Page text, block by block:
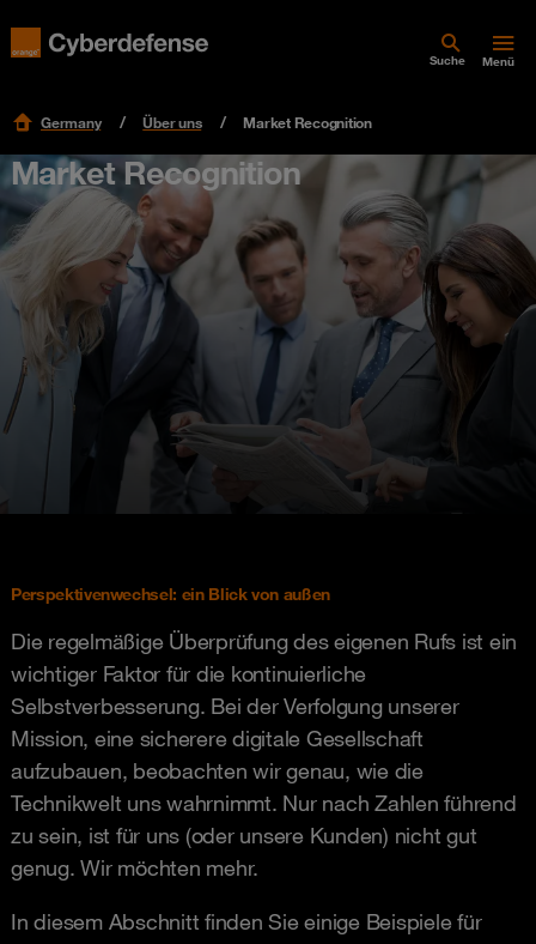
Suche Menü
Germany Über uns Market Recognition
Market Recognition
Perspektivenwechsel: ein Blick von außen
Die regelmäßige Überprüfung des eigenen Rufs ist ein
wichtiger Faktor für die kontinuierliche
Selbstverbesserung. Bei der Verfolgung unserer
Mission, eine sicherere digitale Gesellschaft
aufzubauen, beobachten wir genau, wie die
Technikwelt uns wahrnimmt. Nur nach Zahlen führend
zu sein, ist für uns (oder unsere Kunden) nicht gut
genug. Wir möchten mehr.
In diesem Abschnitt finden Sie einige Beispiele für